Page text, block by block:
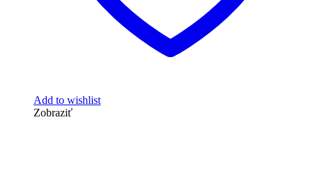
Add to wishlist
Zobraziť